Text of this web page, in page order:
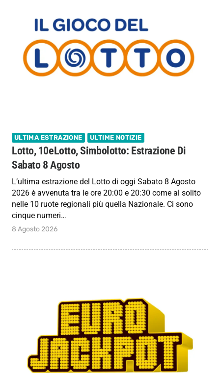
ULTIMA ESTRAZIONE ULTIME NOTIZIE
Lotto, 10eLotto, Simbolotto: Estrazione Di
Sabato 8 Agosto
L’ultima estrazione del Lotto di oggi Sabato 8 Agosto
2026 è avvenuta tra le ore 20:00 e 20:30 come al solito
nelle 10 ruote regionali più quella Nazionale. Ci sono
cinque numeri…
8 Agosto 2026